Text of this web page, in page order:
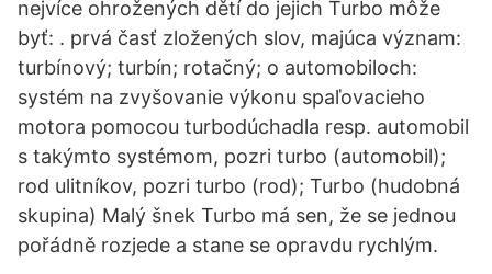
nejvíce ohrožených dětí do jejich Turbo môže
byť: . prvá časť zložených slov, majúca význam:
turbínový; turbín; rotačný; o automobiloch:
systém na zvyšovanie výkonu spaľovacieho
motora pomocou turbodúchadla resp. automobil
s takýmto systémom, pozri turbo (automobil);
rod ulitníkov, pozri turbo (rod); Turbo (hudobná
skupina) Malý šnek Turbo má sen, že se jednou
pořádně rozjede a stane se opravdu rychlým.